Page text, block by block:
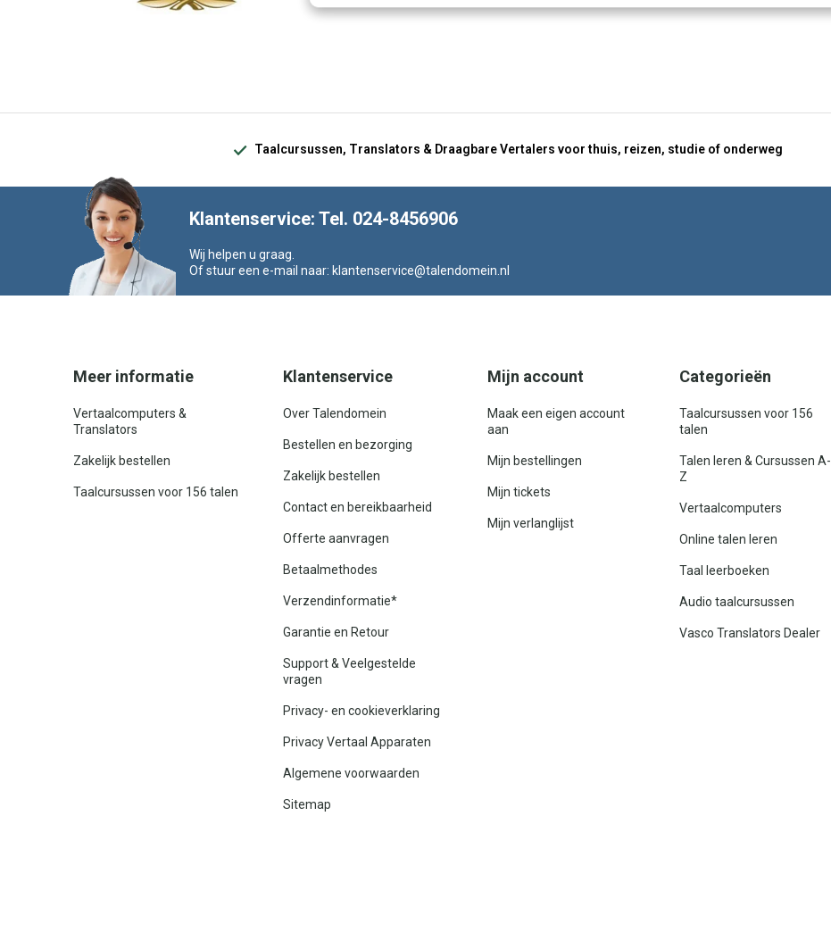
Taalcursussen, Translators & Draagbare Vertalers voor thuis, reizen, studie of onderweg
Klantenservice: Tel. 024-8456906
Wij helpen u graag.
Of stuur een e-mail naar: klantenservice@talendomein.nl
Meer informatie
Vertaalcomputers &
Translators
Zakelijk bestellen
Taalcursussen voor 156 talen
Klantenservice
Over Talendomein
Bestellen en bezorging
Zakelijk bestellen
Contact en bereikbaarheid
Offerte aanvragen
Betaalmethodes
Verzendinformatie*
Garantie en Retour
Support & Veelgestelde
vragen
Privacy- en cookieverklaring
Privacy Vertaal Apparaten
Algemene voorwaarden
Sitemap
Mijn account
Maak een eigen account
aan
Mijn bestellingen
Mijn tickets
Mijn verlanglijst
Categorieën
Taalcursussen voor 156
talen
Talen leren & Cursussen A-
Z
Vertaalcomputers
Online talen leren
Taal leerboeken
Audio taalcursussen
Vasco Translators Dealer